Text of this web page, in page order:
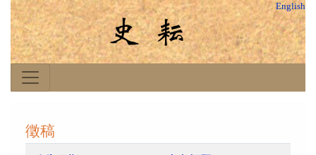
English
徵稿